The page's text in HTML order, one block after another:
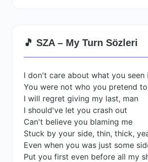
🎵 SZA – My Turn Sözleri
I don't care about what you seen
You were not who you pretend
I will regret giving my last, man
I should've let you crash out
Can't believe you blaming me
Stuck by your side, thin, thick,
Even when you was just some
Put you first even before all my